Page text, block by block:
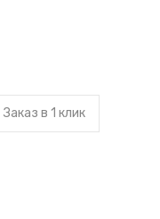
Заказ в 1 клик